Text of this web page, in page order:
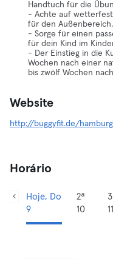
Handtuch für die
- Achte auf
für den Außenbereich.
- Sorge für einen
für dein Kind im
- Der Einstieg in die
Wochen nach einer
bis zwölf Wochen
Website
http://buggyfit.de/
Horário
Hoje, Do
9
2ª
10
11